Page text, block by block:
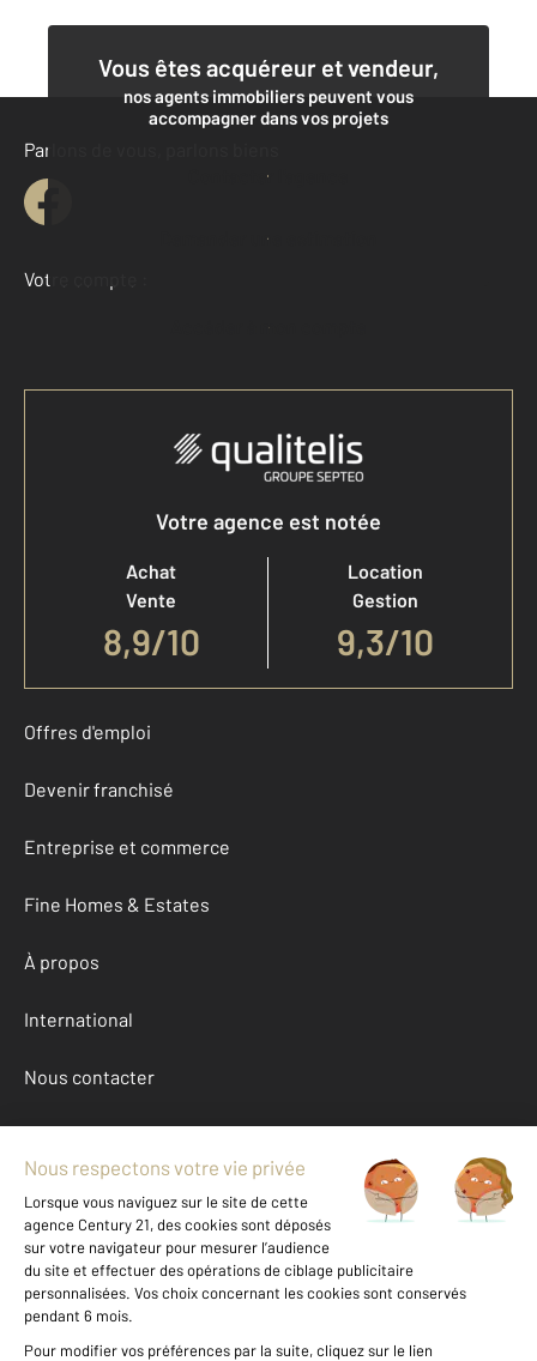
Vous êtes acquéreur et vendeur,
nos agents immobiliers peuvent vous
accompagner dans vos projets
Contacter l'agence
Demander une estimation
Parlons de vous, parlons biens
Votre compte :
Accéder à mon compte
Votre agence est notée
Achat
Vente
8,9/10
Location
Gestion
9,3/10
Offres d'emploi
Devenir franchisé
Entreprise et commerce
Fine Homes & Estates
À propos
International
Nous contacter
Mentions légales & CGU et Barèmes d'honoraires
Données personnelles
Gestionnaire des cookies
Achat appartement autour de SANNOIS (95110)